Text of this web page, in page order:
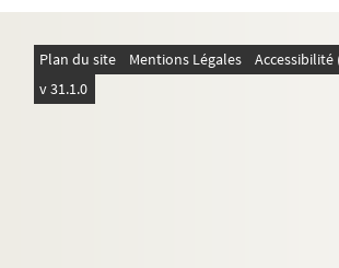
Ms_858. Catalogue des livres anciens et
Ms_859. Nouveau système du monde, établi
Ms_860. Documents divers.
Plan du site Mentions Légales
v 31.1.0